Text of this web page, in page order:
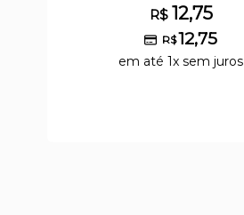
R$ 12,75
R$12,75
em até 1x sem juros